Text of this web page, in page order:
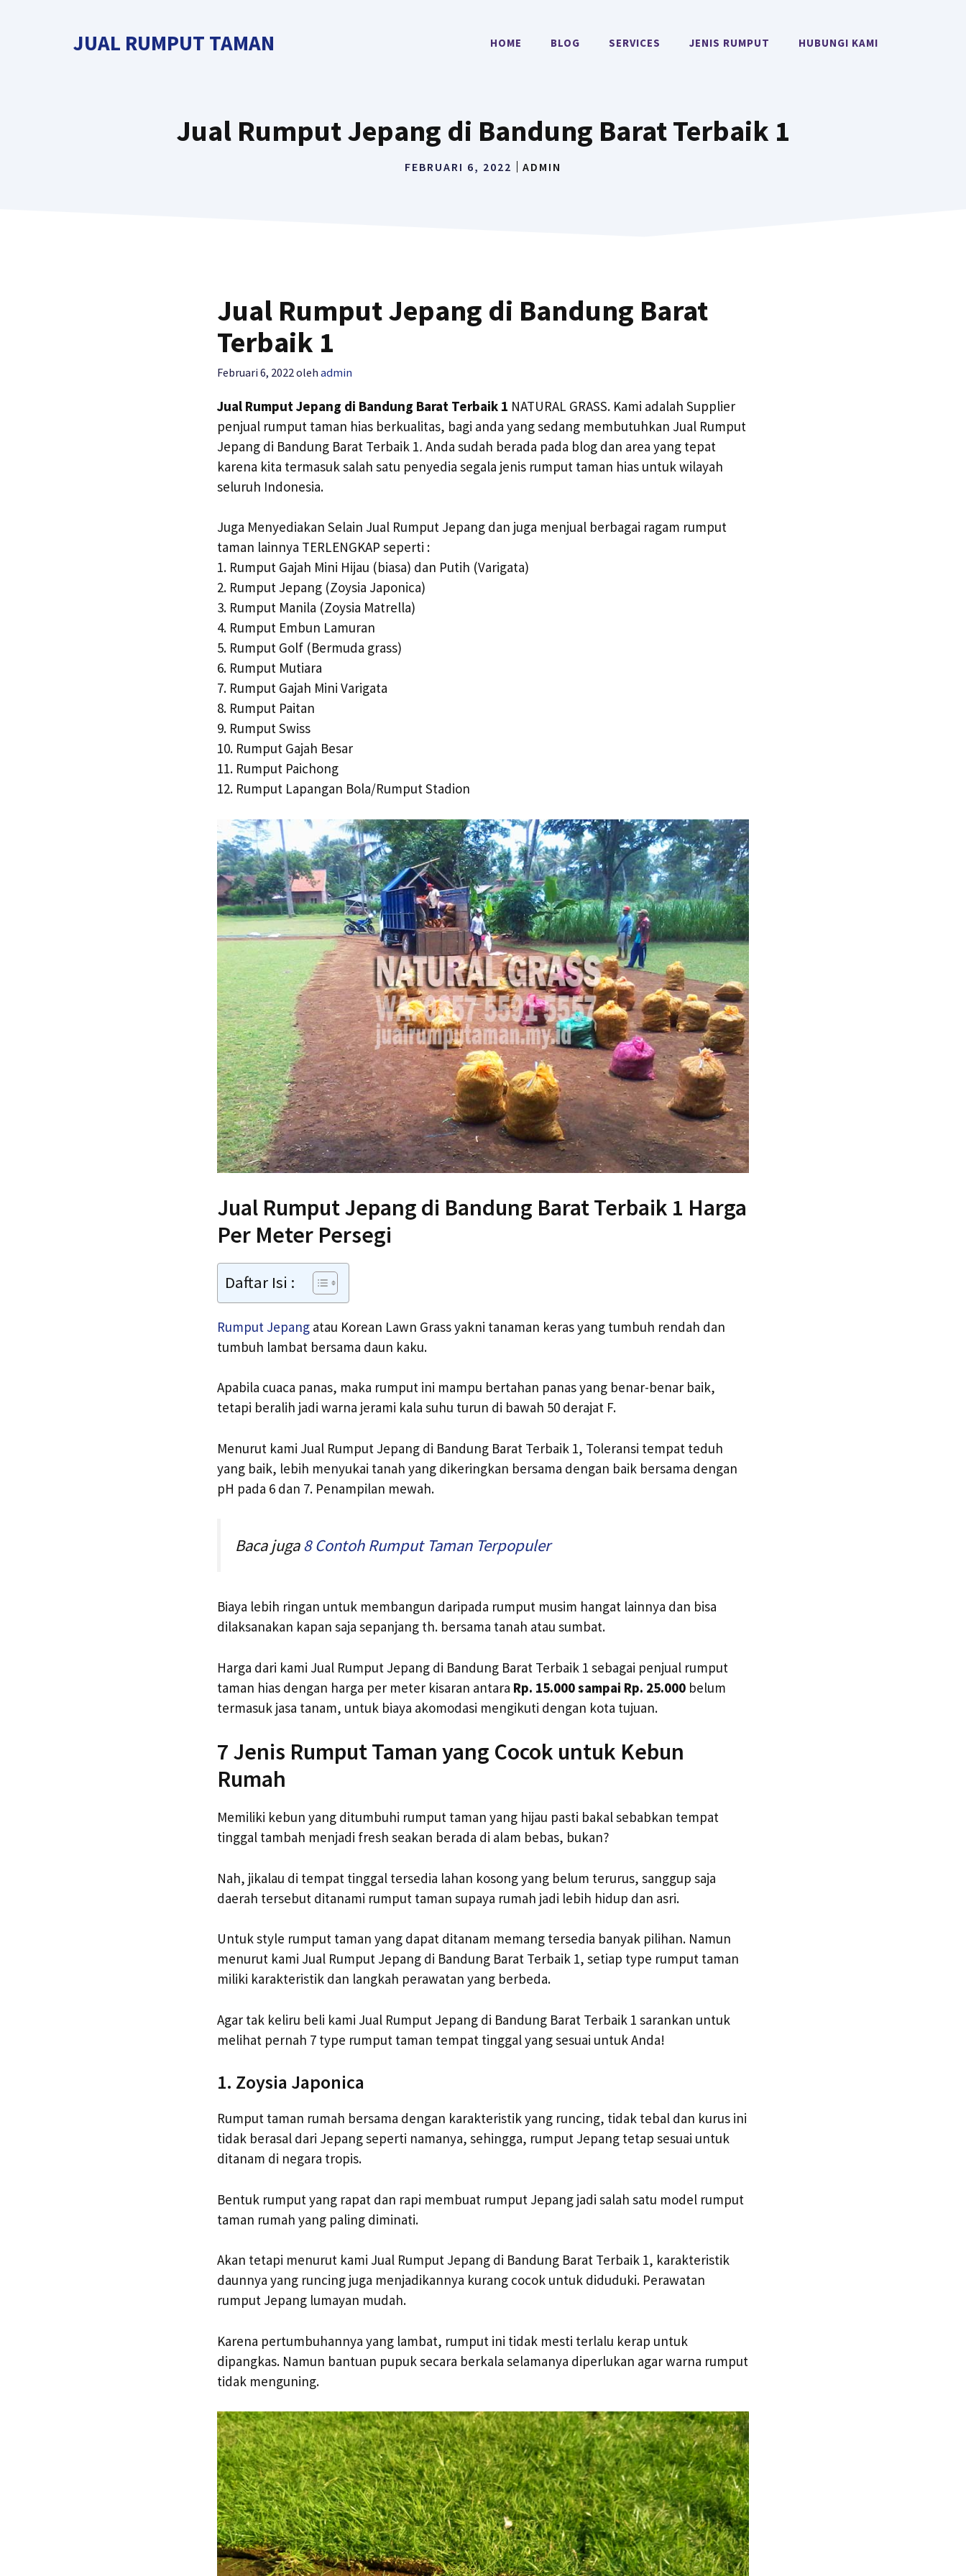
JUAL RUMPUT TAMAN HOME BLOG SERVICES JENIS RUMPUT HUBUNGI KAMI
Jual Rumput Jepang di Bandung Barat Terbaik 1
FEBRUARI 6, 2022 ADMIN
Jual Rumput Jepang di Bandung Barat
Terbaik 1
Februari 6, 2022oleh admin
Jual Rumput Jepang di Bandung Barat Terbaik 1 NATURAL GRASS. Kami adalah Supplier
penjual rumput taman hias berkualitas, bagi anda yang sedang membutuhkan Jual Rumput
Jepang di Bandung Barat Terbaik 1. Anda sudah berada pada blog dan area yang tepat
karena kita termasuk salah satu penyedia segala jenis rumput taman hias untuk wilayah
seluruh Indonesia.
Juga Menyediakan Selain Jual Rumput Jepang dan juga menjual berbagai ragam rumput
taman lainnya TERLENGKAP seperti :
1. Rumput Gajah Mini Hijau (biasa) dan Putih (Varigata)
2. Rumput Jepang (Zoysia Japonica)
3. Rumput Manila (Zoysia Matrella)
4. Rumput Embun Lamuran
5. Rumput Golf (Bermuda grass)
6. Rumput Mutiara
7. Rumput Gajah Mini Varigata
8. Rumput Paitan
9. Rumput Swiss
10. Rumput Gajah Besar
11. Rumput Paichong
12. Rumput Lapangan Bola/Rumput Stadion
Jual Rumput Jepang di Bandung Barat Terbaik 1 Harga
Per Meter Persegi
Daftar Isi :
Rumput Jepang atau Korean Lawn Grass yakni tanaman keras yang tumbuh rendah dan
tumbuh lambat bersama daun kaku.
Apabila cuaca panas, maka rumput ini mampu bertahan panas yang benar-benar baik,
tetapi beralih jadi warna jerami kala suhu turun di bawah 50 derajat F.
Menurut kami Jual Rumput Jepang di Bandung Barat Terbaik 1, Toleransi tempat teduh
yang baik, lebih menyukai tanah yang dikeringkan bersama dengan baik bersama dengan
pH pada 6 dan 7. Penampilan mewah.
Baca juga8 Contoh Rumput Taman Terpopuler
Biaya lebih ringan untuk membangun daripada rumput musim hangat lainnya dan bisa
dilaksanakan kapan saja sepanjang th. bersama tanah atau sumbat.
Harga dari kami Jual Rumput Jepang di Bandung Barat Terbaik 1 sebagai penjual rumput
taman hias dengan harga per meter kisaran antara Rp. 15.000 sampai Rp. 25.000 belum
termasuk jasa tanam, untuk biaya akomodasi mengikuti dengan kota tujuan.
7 Jenis Rumput Taman yang Cocok untuk Kebun
Rumah
Memiliki kebun yang ditumbuhi rumput taman yang hijau pasti bakal sebabkan tempat
tinggal tambah menjadi fresh seakan berada di alam bebas, bukan?
Nah, jikalau di tempat tinggal tersedia lahan kosong yang belum terurus, sanggup saja
daerah tersebut ditanami rumput taman supaya rumah jadi lebih hidup dan asri.
Untuk style rumput taman yang dapat ditanam memang tersedia banyak pilihan. Namun
menurut kami Jual Rumput Jepang di Bandung Barat Terbaik 1, setiap type rumput taman
miliki karakteristik dan langkah perawatan yang berbeda.
Agar tak keliru beli kami Jual Rumput Jepang di Bandung Barat Terbaik 1 sarankan untuk
melihat pernah 7 type rumput taman tempat tinggal yang sesuai untuk Anda!
1. Zoysia Japonica
Rumput taman rumah bersama dengan karakteristik yang runcing, tidak tebal dan kurus ini
tidak berasal dari Jepang seperti namanya, sehingga, rumput Jepang tetap sesuai untuk
ditanam di negara tropis.
Bentuk rumput yang rapat dan rapi membuat rumput Jepang jadi salah satu model rumput
taman rumah yang paling diminati.
Akan tetapi menurut kami Jual Rumput Jepang di Bandung Barat Terbaik 1, karakteristik
daunnya yang runcing juga menjadikannya kurang cocok untuk diduduki. Perawatan
rumput Jepang lumayan mudah.
Karena pertumbuhannya yang lambat, rumput ini tidak mesti terlalu kerap untuk
dipangkas. Namun bantuan pupuk secara berkala selamanya diperlukan agar warna rumput
tidak menguning.